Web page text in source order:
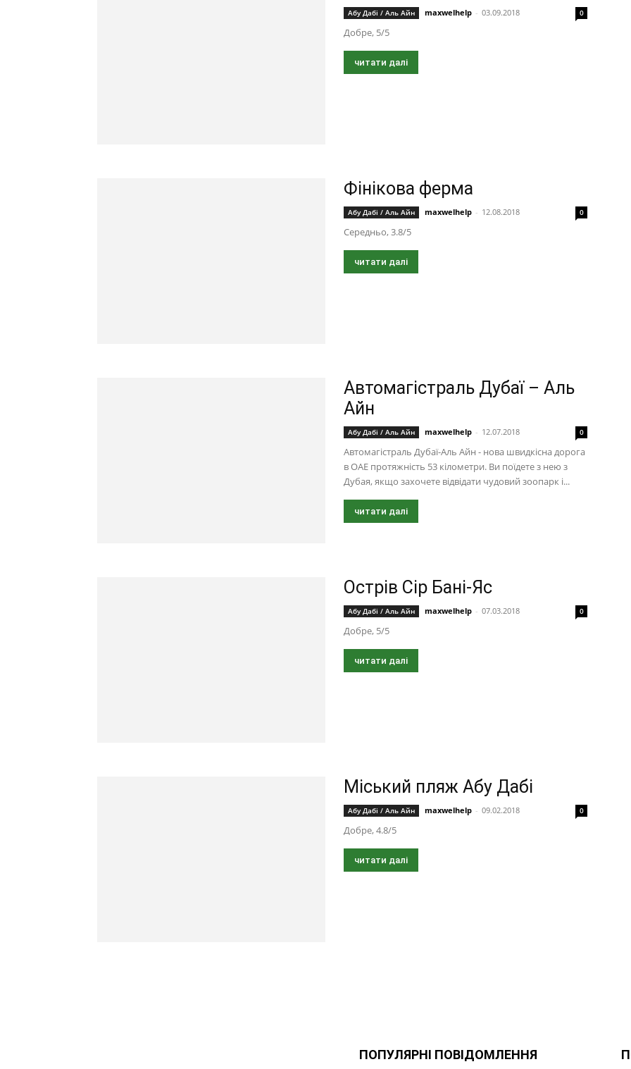
Абу Дабі / Аль Айн maxwelhelp - 03.09.2018 0
Добре, 5/5
читати далі
Фінікова ферма
Абу Дабі / Аль Айн maxwelhelp - 12.08.2018 0
Середньо, 3.8/5
читати далі
Автомагістраль Дубаї – Аль
Айн
Абу Дабі / Аль Айн maxwelhelp - 12.07.2018 0
Автомагістраль Дубаї-Аль Айн - нова швидкісна дорога
в ОАЕ протяжність 53 кілометри. Ви поїдете з нею з
Дубая, якщо захочете відвідати чудовий зоопарк і...
читати далі
Острів Сір Бані-Яс
Абу Дабі / Аль Айн maxwelhelp - 07.03.2018 0
Добре, 5/5
читати далі
Міський пляж Абу Дабі
Абу Дабі / Аль Айн maxwelhelp - 09.02.2018 0
Добре, 4.8/5
читати далі
ПОПУЛЯРНІ ПОВІДОМЛЕННЯ